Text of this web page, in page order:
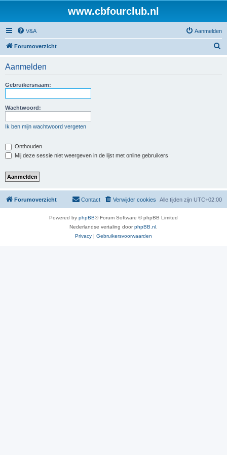
www.cbfourclub.nl
V&A Aanmelden
Forumoverzicht
Aanmelden
Gebruikersnaam:
Wachtwoord:
Ik ben mijn wachtwoord vergeten
Onthouden
Mij deze sessie niet weergeven in de lijst met online gebruikers
Forumoverzicht Alle tijden zijn UTC+02:00
Verwijder cookies
Contact
Powered by phpBB® Forum Software © phpBB Limited
Nederlandse vertaling doorphpBB.nl.
Privacy | Gebruikersvoorwaarden